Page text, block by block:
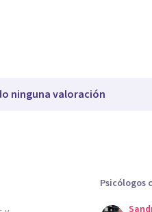
ninguna valoración
Psicólogos